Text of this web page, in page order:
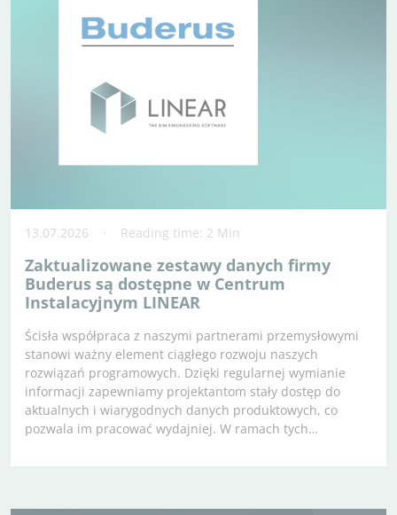
13.07.2026 Reading time: 2 Min
Zaktualizowane zestawy danych firmy
Buderus są dostępne w Centrum
Instalacyjnym LINEAR
Ścisła współpraca z naszymi partnerami przemysłowymi
stanowi ważny element ciągłego rozwoju naszych
rozwiązań programowych. Dzięki regularnej wymianie
informacji zapewniamy projektantom stały dostęp do
aktualnych i wiarygodnych danych produktowych, co
pozwala im pracować wydajniej. W ramach tych…